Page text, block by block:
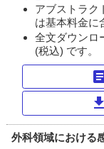
アブストラク
は基本料金に
全文ダウンロ
(税込) です。
download
外科領域における